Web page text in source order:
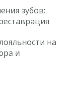
зубов:
на
и